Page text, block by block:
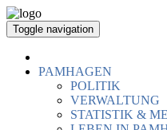
Toggle navigation
PAMHAGEN
POLITIK
VERWALTUNG
STATISTIK &